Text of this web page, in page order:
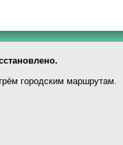
городским маршрутам.